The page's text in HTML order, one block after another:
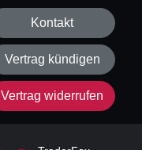
Kontakt
Vertrag kündigen
Vertrag widerrufen